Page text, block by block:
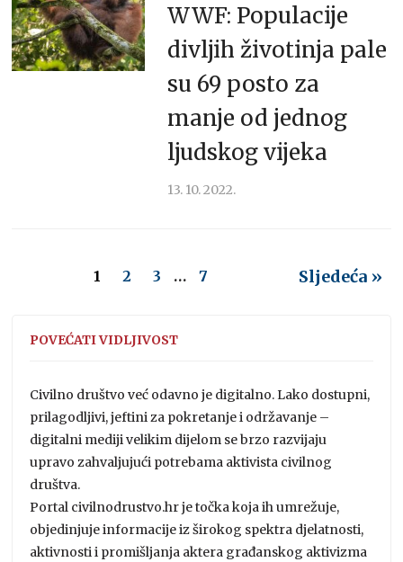
WWF: Populacije
divljih životinja pale
su 69 posto za
manje od jednog
ljudskog vijeka
13. 10. 2022.
1 2 3 … 7 Sljedeća »
POVEĆATI VIDLJIVOST
Civilno društvo već odavno je digitalno. Lako dostupni,
prilagodljivi, jeftini za pokretanje i održavanje –
digitalni mediji velikim dijelom se brzo razvijaju
upravo zahvaljujući potrebama aktivista civilnog
društva.
Portal civilnodrustvo.hr je točka koja ih umrežuje,
objedinjuje informacije iz širokog spektra djelatnosti,
aktivnosti i promišljanja aktera građanskog aktivizma